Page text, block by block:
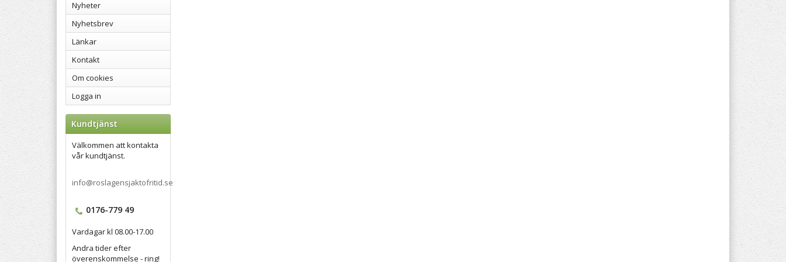
Nyheter
Nyhetsbrev
Länkar
Kontakt
Om cookies
Logga in
Kundtjänst
Välkommen att kontakta
vår kundtjänst.
info@roslagensjaktofritid.se
0176-779 49
Vardagar kl 08.00-17.00
Andra tider efter
överenskommelse - ring!